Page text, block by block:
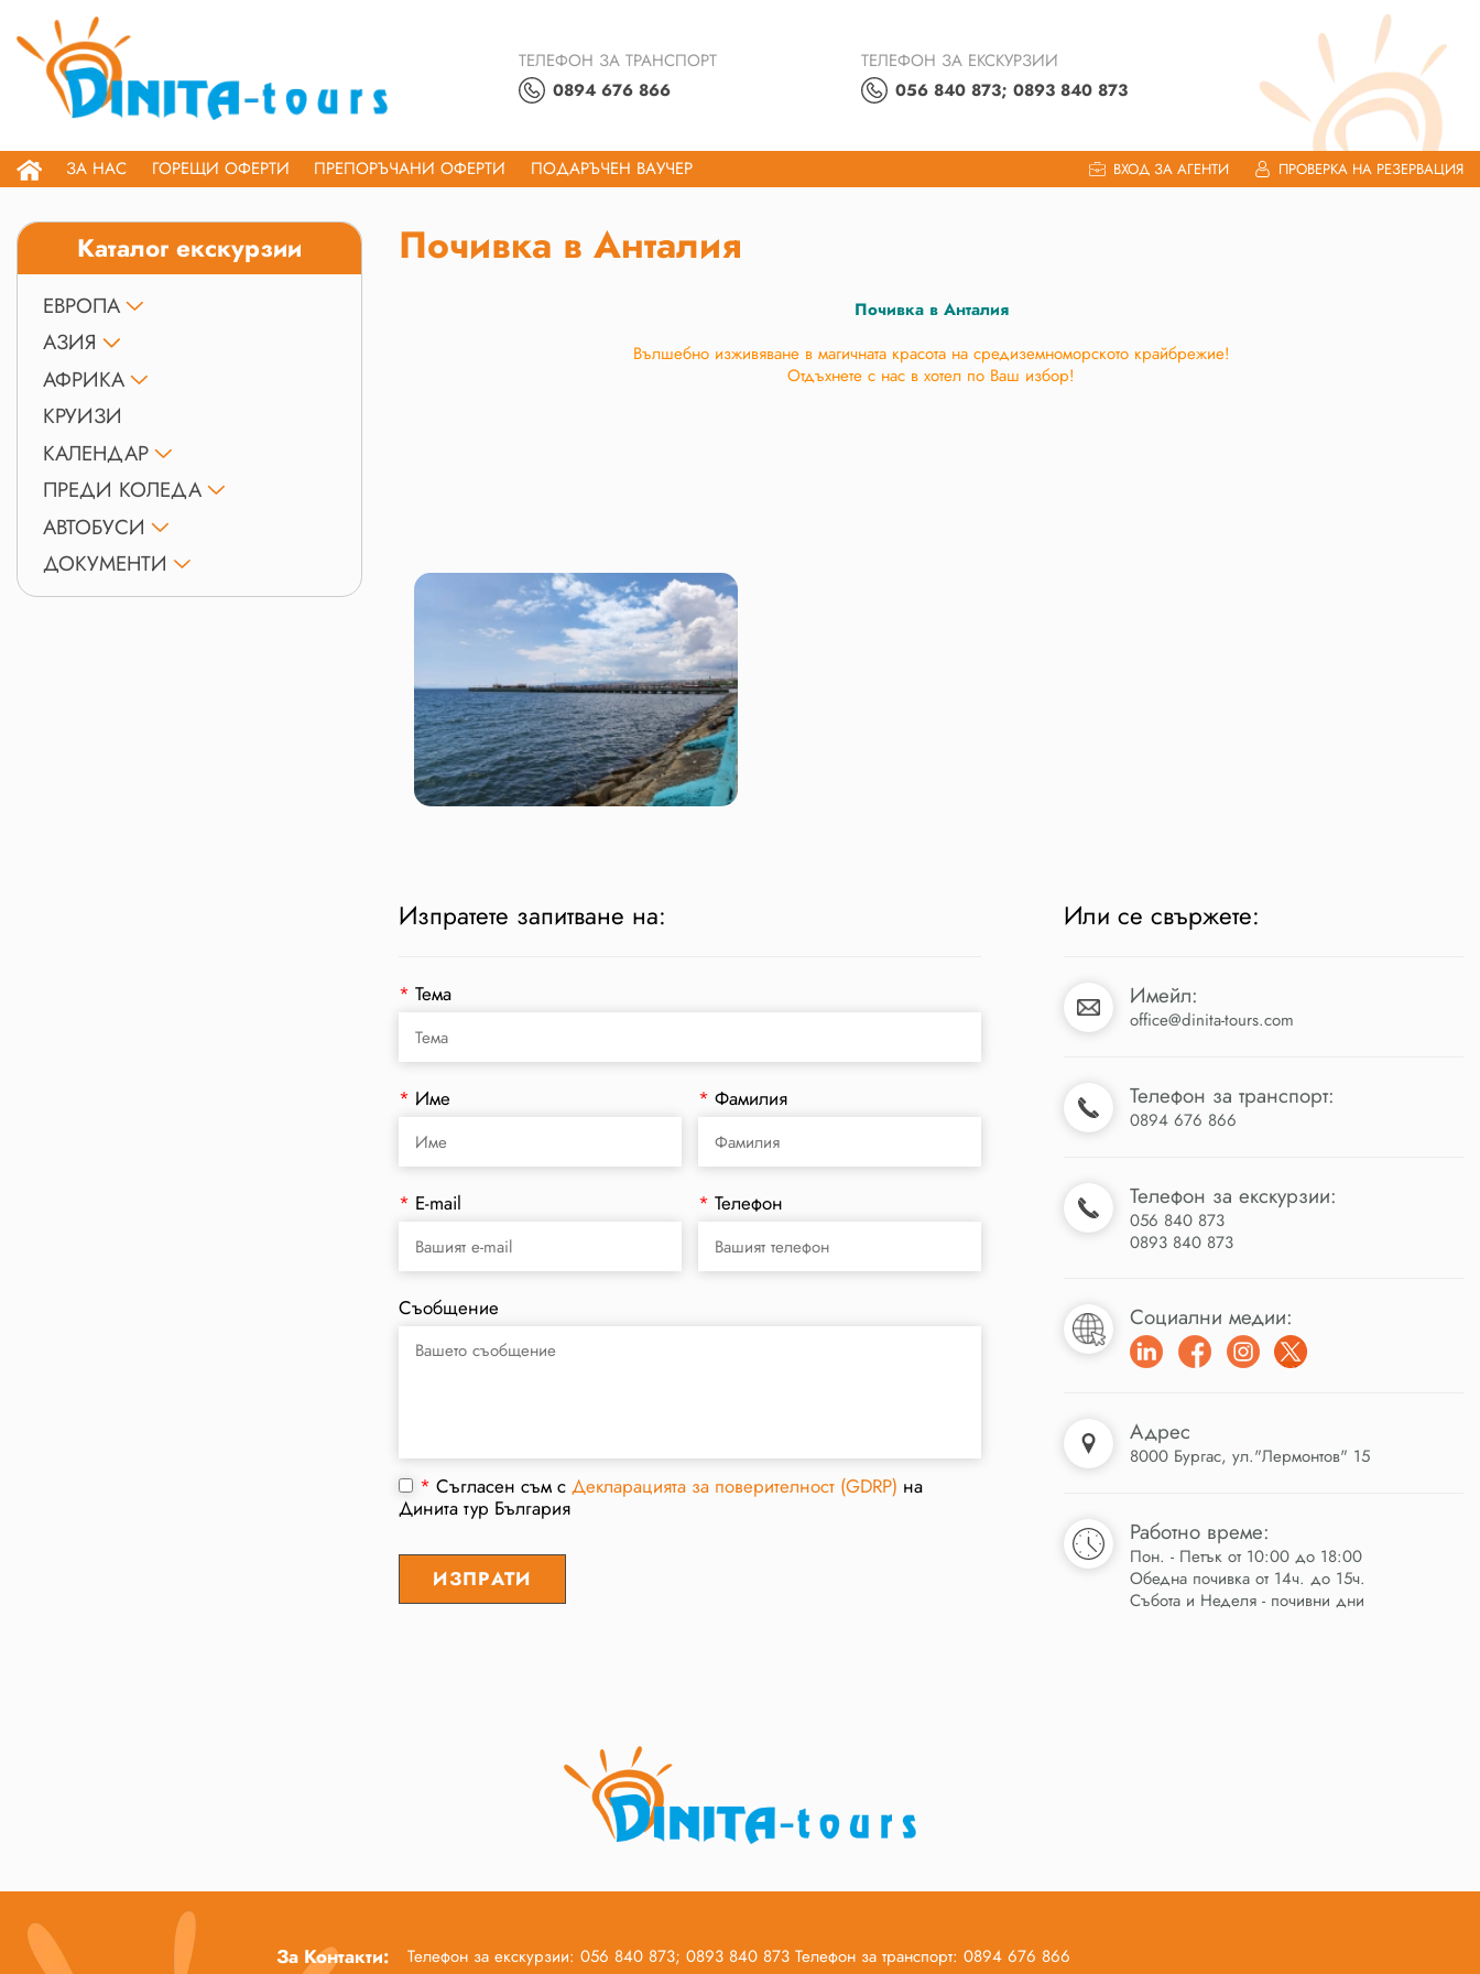
ТЕЛЕФОН ЗА ТРАНСПОРТ
0894 676 866
ТЕЛЕФОН ЗА ЕКСКУРЗИИ
056 840 873; 0893 840 873
ЗА НАС ГОРЕЩИ ОФЕРТИ ПРЕПОРЪЧАНИ ОФЕРТИ ПОДАРЪЧЕН ВАУЧЕР ВХОД ЗА АГЕНТИ ПРОВЕРКА НА РЕЗЕРВАЦИЯ
Каталог екскурзии
ЕВРОПА
АЗИЯ
АФРИКА
КРУИЗИ
КАЛЕНДАР
ПРЕДИ КОЛЕДА
АВТОБУСИ
ДОКУМЕНТИ
Почивка в Анталия
Почивка в Анталия
Вълшебно изживяване в магичната красота на средиземноморското крайбрежие!
Отдъхнете с нас в хотел по Ваш избор!
Изпратете запитване на:
*Тема
* Име *Фамилия
* E-mail *Телефон
Съобщение
* Съгласен съм с Декларацията за поверителност (GDRP) на
Динита тур България
Или се свържете:
Имейл:
office@dinita-tours.com
Телефон за транспорт:
0894 676 866
Телефон за екскурзии:
056 840 873
0893 840 873
Социални медии:
Адрес
8000 Бургас, ул."Лермонтов" 15
Работно време:
Пон. - Петък от 10:00 до 18:00
Обедна почивка от 14ч. до 15ч.
Събота и Неделя - почивни дни
За Контакти: Телефон за екскурзии: 056 840 873; 0893 840 873 Телефон за транспорт: 0894 676 866